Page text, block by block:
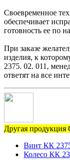
Своевременное
обеспечивает
готовность ее по
При заказе
изделия, к
2375. 02. 011,
ответят на все
Другая
Винт КК
Колесо КК